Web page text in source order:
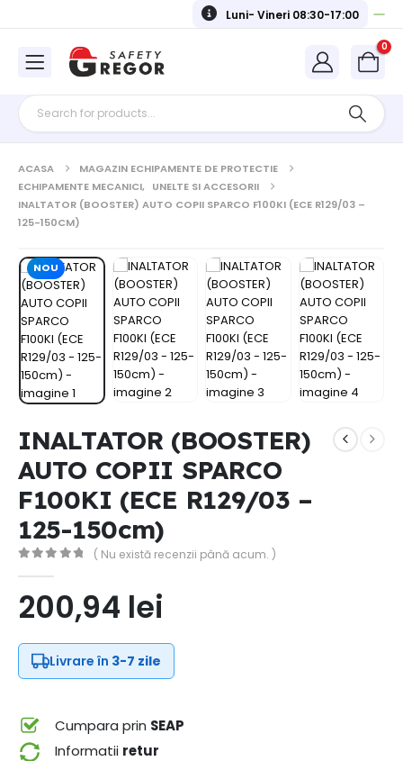
Luni- Vineri 08:30-17:00
0
ACASA
MAGAZIN ECHIPAMENTE DE PROTECTIE
ECHIPAMENTE MECANICI, UNELTE SI ACCESORII
INALTATOR (BOOSTER) AUTO COPII SPARCO F100KI (ECE R129/03 –
125-150CM)
NOU
INALTATOR (BOOSTER)
AUTO COPII SPARCO
F100KI (ECE R129/03 –
125-150cm)
( Nu există recenzii până acum. )
200,94 lei
Livrare în 3-7 zile
Cumpara prin SEAP
Informatii retur